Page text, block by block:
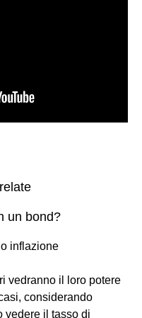
un bond?
inflazione
vedranno il loro potere
considerando
vedere il tasso di